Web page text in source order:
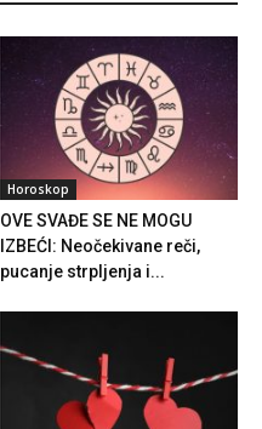
Horoskop
OVE SVAĐE SE NE MOGU
IZBEĆI: Neočekivane reči,
pucanje strpljenja i...